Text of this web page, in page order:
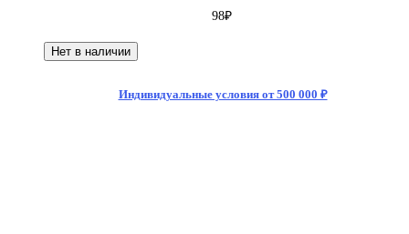
98₽
Нет в наличии
Индивидуальные условия от 500 000 ₽